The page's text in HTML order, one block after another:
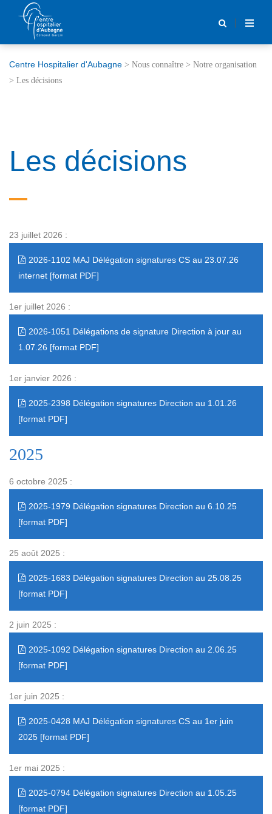
Centre Hospitalier d'Aubagne > Nous connaître > Notre organisation
> Les décisions
Les décisions
23 juillet 2026 :
2026-1102 MAJ Délégation signatures CS au 23.07.26
internet
1er juillet 2026 :
2026-1051 Délégations de signature Direction à jour au
1.07.26
1er janvier 2026 :
2025-2398 Délégation signatures Direction au 1.01.26
2025
6 octobre 2025 :
2025-1979 Délégation signatures Direction au 6.10.25
25 août 2025 :
2025-1683 Délégation signatures Direction au 25.08.25
2 juin 2025 :
2025-1092 Délégation signatures Direction au 2.06.25
1er juin 2025 :
2025-0428 MAJ Délégation signatures CS au 1er juin
2025
1er mai 2025 :
2025-0794 Délégation signatures Direction au 1.05.25